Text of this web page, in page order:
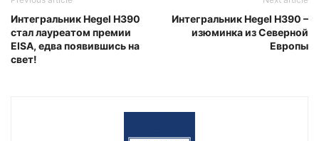
Интегральник Hegel H390
стал лауреатом премии
EISA, едва появившись на
свет!
Интегральник Hegel H390 –
изюминка из Северной
Европы